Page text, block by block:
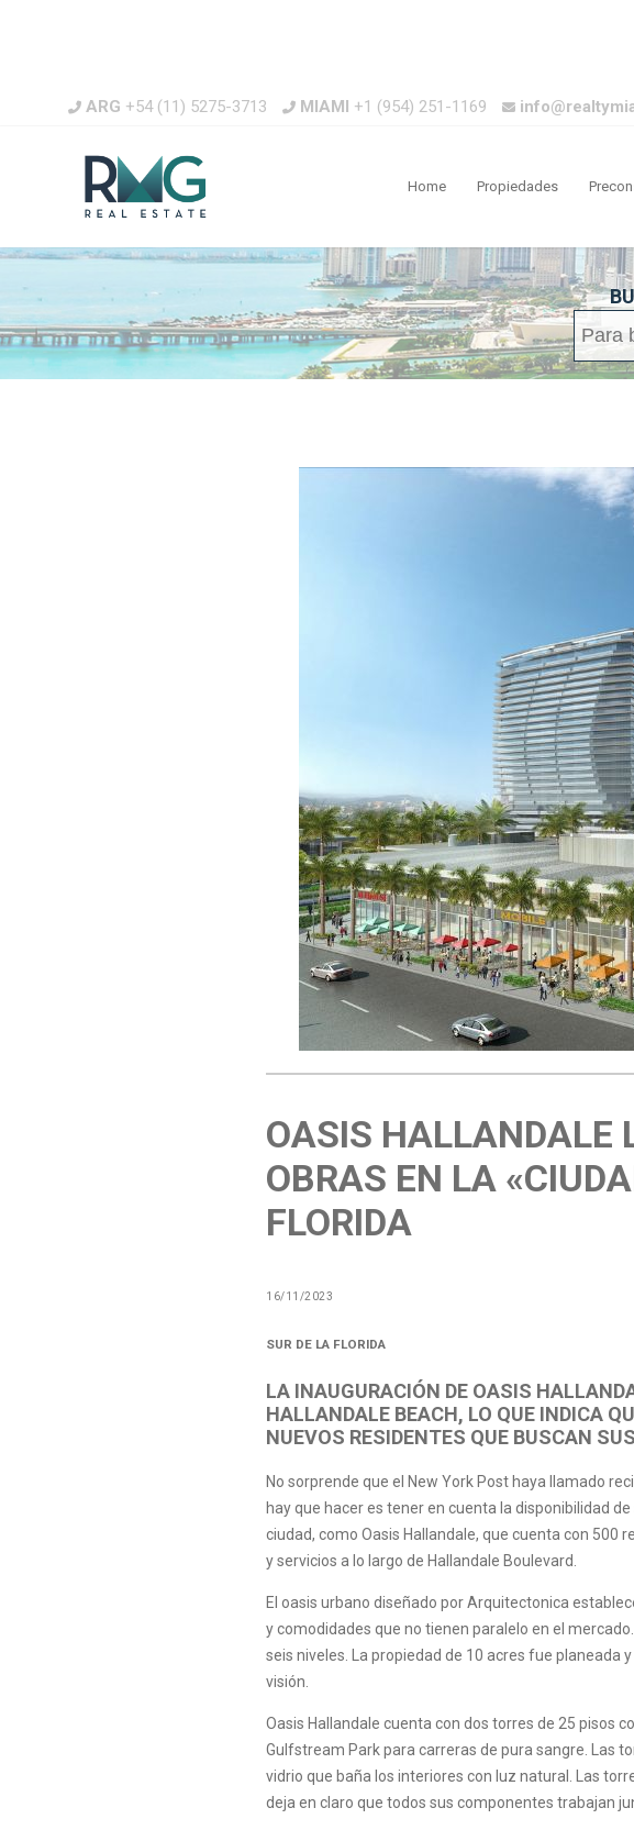
ARG +54 (11) 5275-3713 MIAMI +1 (954) 251-1169
Home Propiedades
OASIS HALLANDALE
OBRAS EN LA
FLORIDA
16/11/2023
SUR DE LA FLORIDA
LA INAUGURACIÓN DE OASIS
HALLANDALE BEACH, LO QUE INDICA
NUEVOS RESIDENTES QUE BUSCAN
No sorprende que el New York Post haya llamado
hay que hacer es tener en cuenta la disponibilidad
ciudad, como Oasis Hallandale, que cuenta con 500
y servicios a lo largo de Hallandale Boulevard.
El oasis urbano diseñado por Arquitectonica
y comodidades que no tienen paralelo en el
seis niveles. La propiedad de 10 acres fue planeada
visión.
Oasis Hallandale cuenta con dos torres de 25 pisos
Gulfstream Park para carreras de pura sangre. Las
vidrio que baña los interiores con luz natural. Las
deja en claro que todos sus componentes trabajan